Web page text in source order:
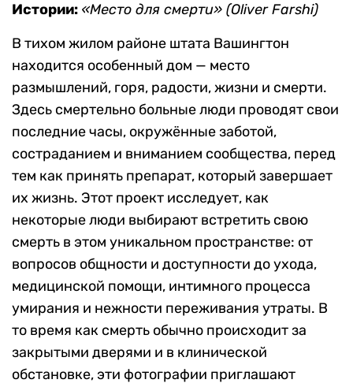
Истории: «Место для смерти» (Oliver Farshi)
В тихом жилом районе штата Вашингтон
находится особенный дом — место
размышлений, горя, радости, жизни и смерти.
Здесь смертельно больные люди проводят свои
последние часы, окружённые заботой,
состраданием и вниманием сообщества, перед
тем как принять препарат, который завершает
их жизнь. Этот проект исследует, как
некоторые люди выбирают встретить свою
смерть в этом уникальном пространстве: от
вопросов общности и доступности до ухода,
медицинской помощи, интимного процесса
умирания и нежности переживания утраты. В
то время как смерть обычно происходит за
закрытыми дверями и в клинической
обстановке, эти фотографии приглашают